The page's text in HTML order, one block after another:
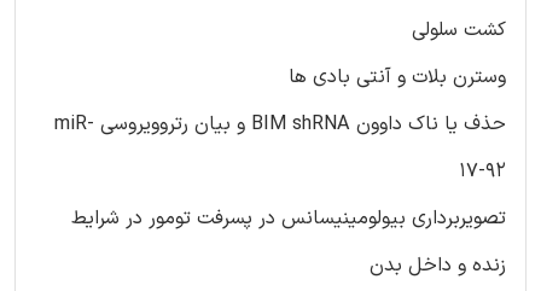
کشت سلولی
وسترن بلات و آنتی بادی ها
حذف یا ناک داوون BIM shRNA و بیان رتروویروسی miR-
17-92
تصویربرداری بیولومینیسانس در پسرفت تومور در شرایط
زنده و داخل بدن